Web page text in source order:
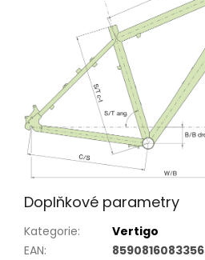
Doplňkové parametry
Kategorie:
Vertigo
EAN:
8590816083356